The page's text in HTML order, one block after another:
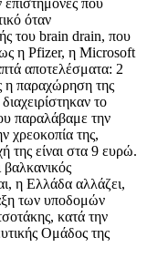
όταν
του brain drain, που
η Pfizer, η Microsoft
αποτελέσματα: 2
η παραχώρηση της
το
παραλάβαμε την
χρεοκοπία της,
της είναι στα 9 ευρώ.
βαλκανικός
η Ελλάδα αλλάζει,
των υποδομών
κατά την
Ομάδος της